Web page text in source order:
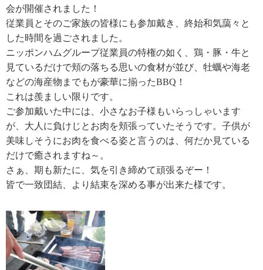
会が開催されました！
従業員とそのご家族の皆様にも参加戴き、終始和気藹々と
した時間を過ごされました。
ニッポンハムグループ従業員の特権の如く、鶏・豚・牛と
見ているだけで頬の落ちる思いの食材が並び、牡蠣や海老
などの海産物までもが豪華に揃ったBBQ！
これは羨ましい限りです。
ご参加戴いた中には、小さなお子様もいらっしゃいます
が、大人に負けじとお肉を頬張っていたそうです。子供が
美味しそうにお肉を食べる姿と言うのは、何だか見ている
だけで癒されますね～。
さぁ、期も新たに、気を引き締めて頑張るぞー！
皆で一致団結、より結束を深める事が出来た様です。